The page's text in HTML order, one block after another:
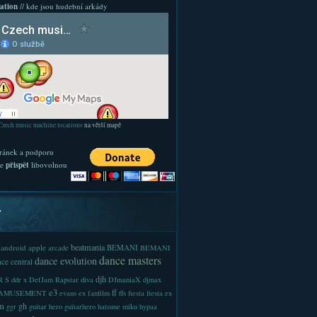
// kde jsou hudební arkády
music machine locations na větší mapě
a podporu
přispětlibovolnou
android apple arcade beatmania BEMANI BEMANI
central dance evolutiondance masters
S ddr x DefJam Rapstar diva djh DJmaniaX djmax
e3 evans ex fanfilm ff ffs fiesta fiesta ex
ggr gh guitar hero guitarhero hatsune miku hypaa